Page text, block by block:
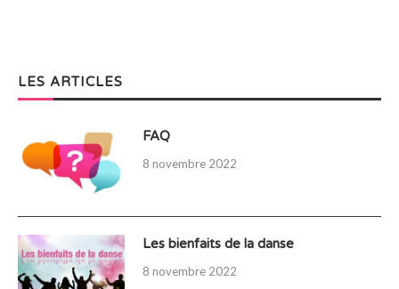
LES ARTICLES
FAQ
8 novembre 2022
Les bienfaits de la danse
8 novembre 2022